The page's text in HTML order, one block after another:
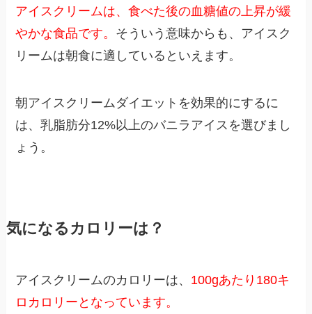
アイスクリームは、食べた後の血糖値の上昇が緩
やかな食品です。 そういう意味からも、アイスク
リームは朝食に適しているといえます。
朝アイスクリームダイエットを効果的にするに
は、乳脂肪分12%以上のバニラアイスを選びまし
ょう。
気になるカロリーは？
アイスクリームのカロリーは、 100gあたり180キ
ロカロリーとなっています。